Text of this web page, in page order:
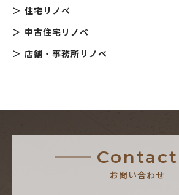
住宅リノベ
中古住宅リノベ
店舗・事務所リノベ
Contact
お問い合わせ